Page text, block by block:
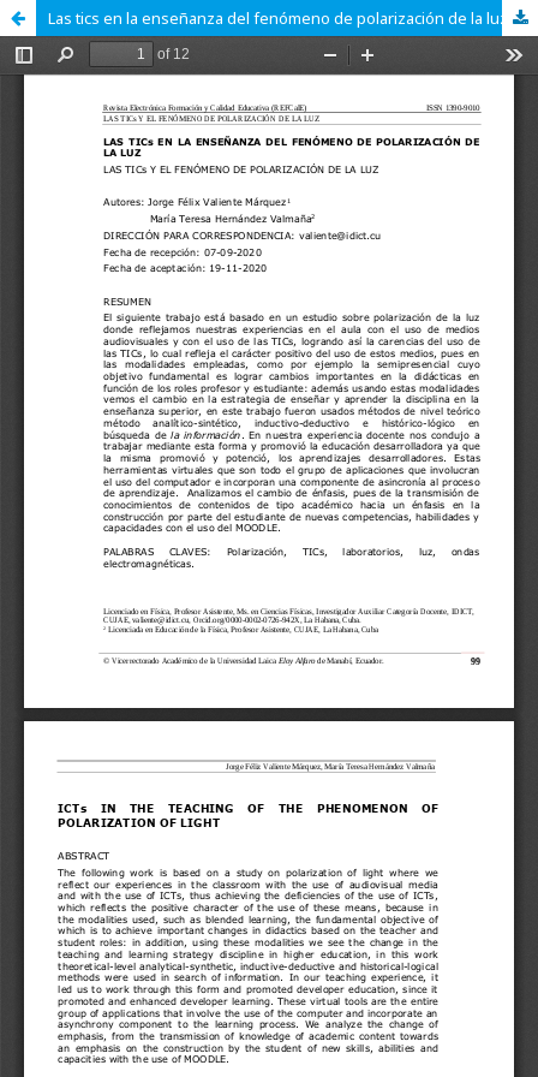
Las tics en la enseñanza del fenómeno de polarización de la luz.